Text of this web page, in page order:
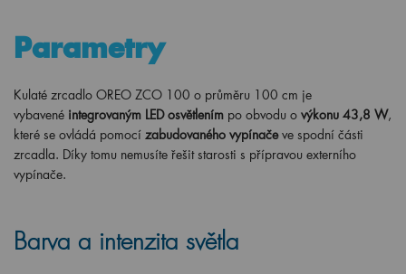
Parametry
Kulaté zrcadlo OREO ZCO 100 o průměru 100 cm je
vybavené integrovaným LED osvětlením po obvodu o výkonu 43,8 W,
které se ovládá pomocí zabudovaného vypínače ve spodní části
zrcadla. Díky tomu nemusíte řešit starosti s přípravou externího
vypínače.
Barva a intenzita světla